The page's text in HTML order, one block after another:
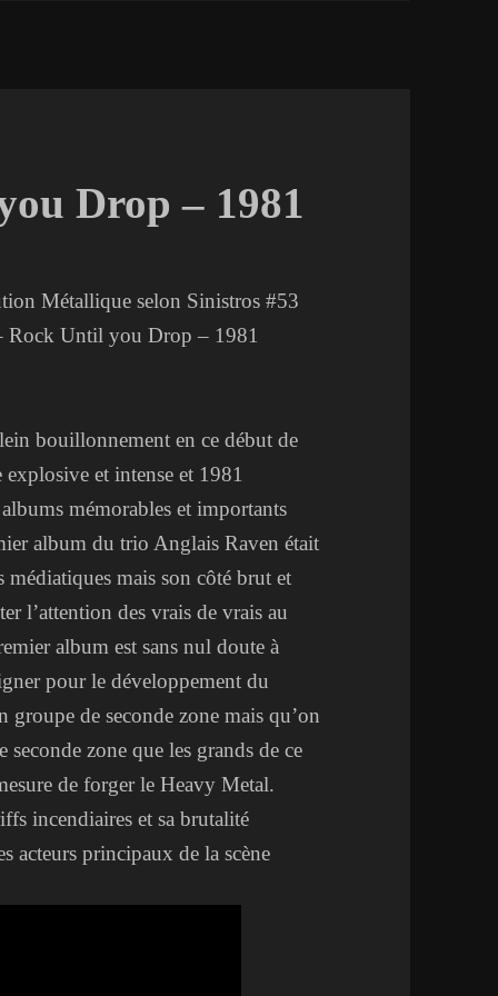
Drop – 1981
Métallique selon Sinistros #53
Rock Until you Drop – 1981
bouillonnement en ce début de
explosive et intense et 1981
mémorables et importants
album du trio Anglais Raven était
médiatiques mais son côté brut et
l’attention des vrais de vrais au
album est sans nul doute à
pour le développement du
de seconde zone mais qu’on
seconde zone que les grands de ce
de forger le Heavy Metal.
incendiaires et sa brutalité
acteurs principaux de la scène